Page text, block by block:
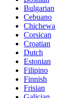
Bulgarian
Cebuano
Chichewa
Corsican
Croatian
Dutch
Estonian
Filipino
Finnish
Frisian